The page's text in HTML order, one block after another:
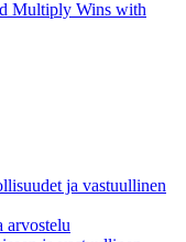
Multiply Wins with
ja vastuullinen
arvostelu